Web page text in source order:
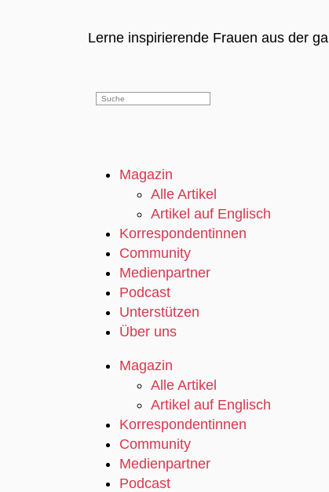
Lerne inspirierende Frauen aus der
Magazin
Alle Artikel
Artikel auf Englisch
Korrespondentinnen
Community
Medienpartner
Podcast
Unterstützen
Über uns
Magazin
Alle Artikel
Artikel auf Englisch
Korrespondentinnen
Community
Medienpartner
Podcast